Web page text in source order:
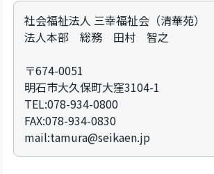
社会福祉法人 三幸福祉会（清華苑）
法人本部 総務 田村 智之
〒674-0051
明石市大久保町大窪3104-1
TEL:078-934-0800
FAX:078-934-0830
mail:tamura@seikaen.jp